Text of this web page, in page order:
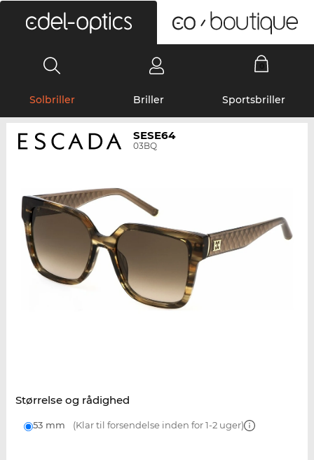
Solbriller Briller Sportsbriller
SESE64
03BQ
Størrelse og rådighed
53 mm (Klar til forsendelse inden for 1-2 uger)